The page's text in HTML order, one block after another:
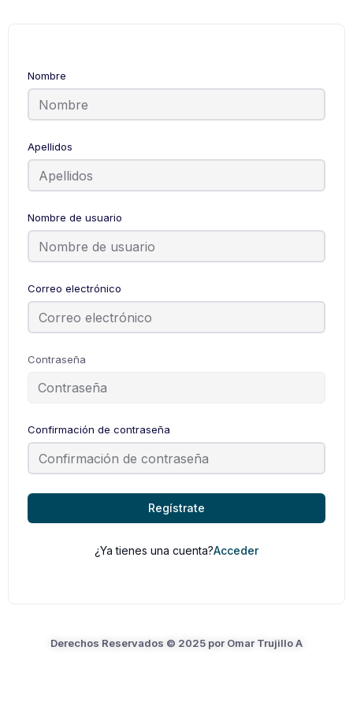
Nombre
Apellidos
Nombre de usuario
Correo electrónico
Contraseña
Confirmación de contraseña
Regístrate
¿Ya tienes una cuenta?Acceder
Derechos Reservados © 2025 por Omar Trujillo A